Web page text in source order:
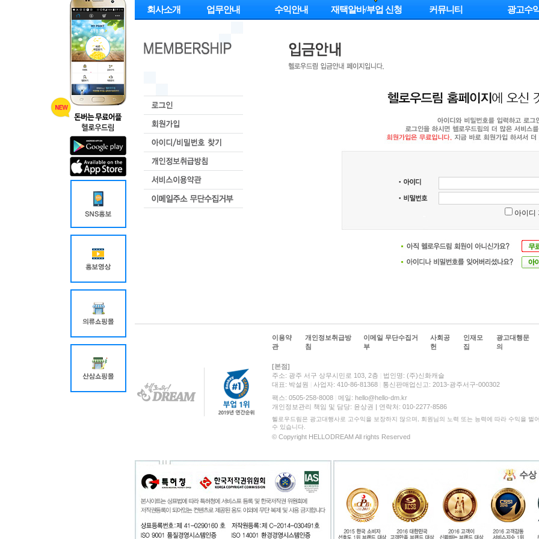
회사소개 업무안내 수익안내 재택알바/부업 신청 커뮤니티 광고수
아이디
이용약
관
개인정보취급방
침
이메일 무단수집거
부
사회공
헌
인재모
집
광고대행문
의
[본점]
주소: 광주 서구 상무시민로 103, 2층
법인명: (주)신화캐슬
대표: 박설원
사업자: 410-86-81368
통신판매업신고: 2013-광주서구-000302
팩스: 0505-258-8008
메일: hello@hello-dm.kr
개인정보관리 책임 및 담당: 윤상권 | 연락처: 010-2277-8586
헬로우드림은 광고대행사로 고수익을 보장하지 않으며, 회원님의 노력 또는 능력에 따라 수익을 벌
수 있습니다.
© Copyright HELLODREAM All rights Reserved